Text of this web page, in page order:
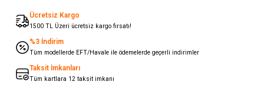
Ücretsiz Kargo
1500 TL Üzeri ücretsiz kargo fırsatı!
%3 İndirim
Tüm modellerde EFT/Havale ile ödemelerde geçerli indirimler
Taksit İmkanları
Tüm kartlara 12 taksit imkanı